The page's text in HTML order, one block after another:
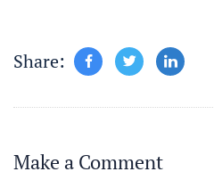
Share:
Make a Comment